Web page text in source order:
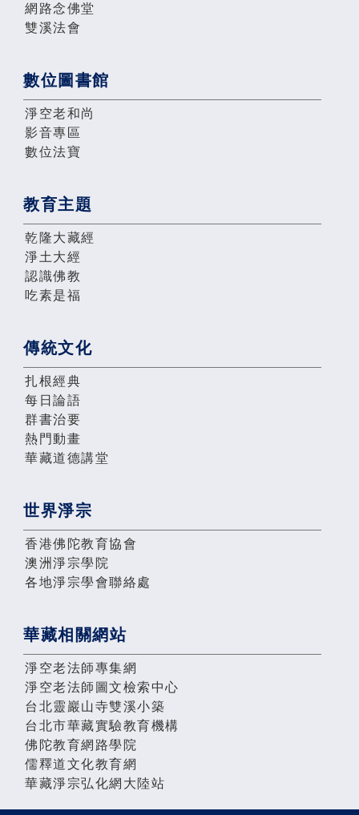
網路念佛堂
雙溪法會
數位圖書館
淨空老和尚
影音專區
數位法寶
教育主題
乾隆大藏經
淨土大經
認識佛教
吃素是福
傳統文化
扎根經典
每日論語
群書治要
熱門動畫
華藏道德講堂
世界淨宗
香港佛陀教育協會
澳洲淨宗學院
各地淨宗學會聯絡處
華藏相關網站
淨空老法師專集網
淨空老法師圖文檢索中心
台北靈巖山寺雙溪小築
台北市華藏實驗教育機構
佛陀教育網路學院
儒釋道文化教育網
華藏淨宗弘化網大陸站